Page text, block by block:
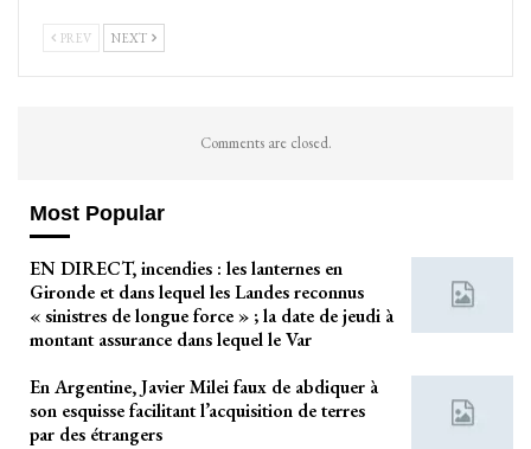
PREV NEXT
Comments are closed.
Most Popular
EN DIRECT, incendies : les lanternes en
Gironde et dans lequel les Landes reconnus
« sinistres de longue force » ; la date de jeudi à
montant assurance dans lequel le Var
En Argentine, Javier Milei faux de abdiquer à
son esquisse facilitant l’acquisition de terres
par des étrangers